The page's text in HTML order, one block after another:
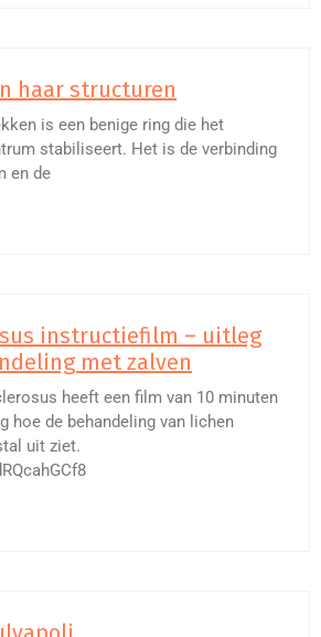
haar structuren
is een benige ring die het
stabiliseert. Het is de verbinding
en de
instructiefilm – uitleg
met zalven
heeft een film van 10 minuten
hoe de behandeling van lichen
uit ziet.